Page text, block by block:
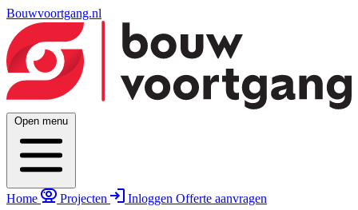
Bouwvoortgang.nl
Open menu
Home Projecten Inloggen Offerte aanvragen